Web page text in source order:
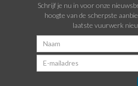
Schrijf je nu in voor onze
hoogte van de scherpste
laatste vuurwerk